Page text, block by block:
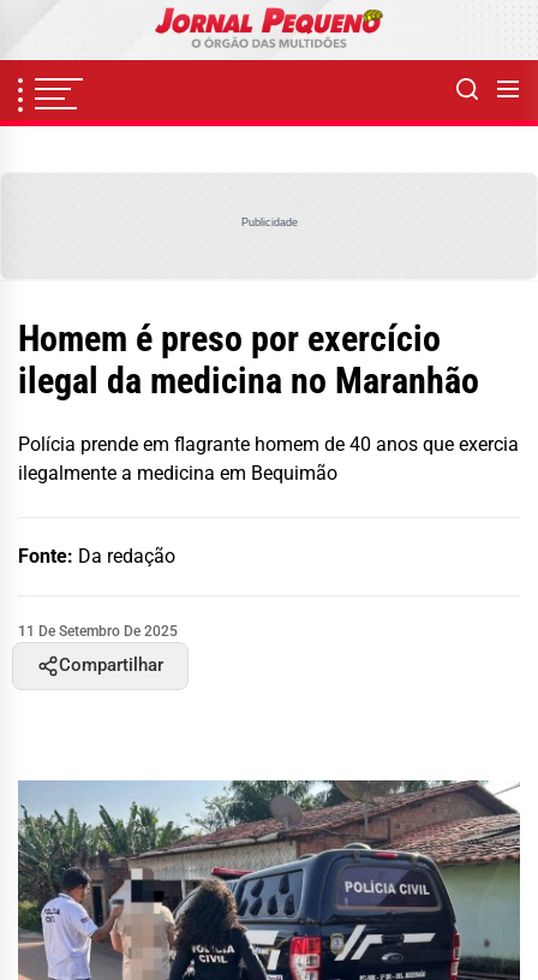
content
Publicidade
Homem é preso por exercício
ilegal da medicina no Maranhão
Polícia prende em flagrante homem de 40 anos que exercia
ilegalmente a medicina em Bequimão
Fonte: Da redação
11 De Setembro De 2025
Compartilhar